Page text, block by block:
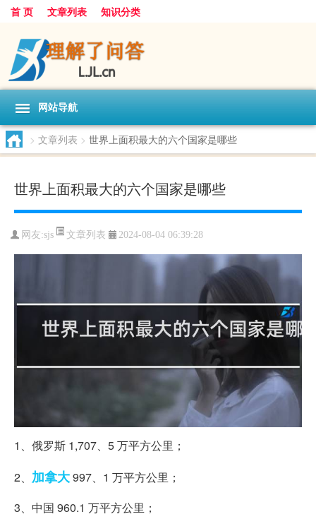
首 页 文章列表 知识分类
网站导航
> 文章列表 > 世界上面积最大的六个国家是哪些
世界上面积最大的六个国家是哪些
网友:sjs 文章列表 2024-08-04 06:39:28
1、俄罗斯 1,707、5 万平方公里；
2、 加拿大997、1 万平方公里；
3、中国 960.1 万平方公里；